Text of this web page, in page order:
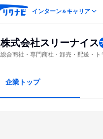
インターン＆キャリア
株式会社スリーナイス
総合商社・専門商社・卸売・配送・
企業トップ